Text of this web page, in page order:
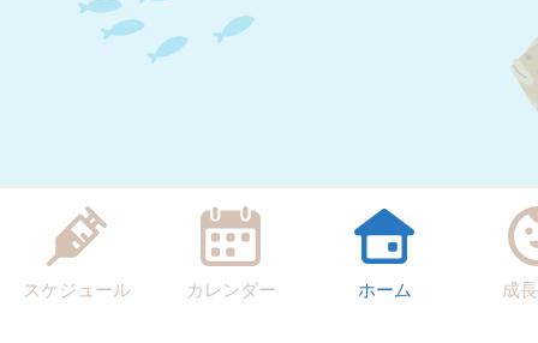
スケジュール カレンダー ホーム 成